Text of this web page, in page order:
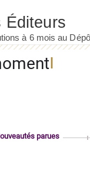
parues